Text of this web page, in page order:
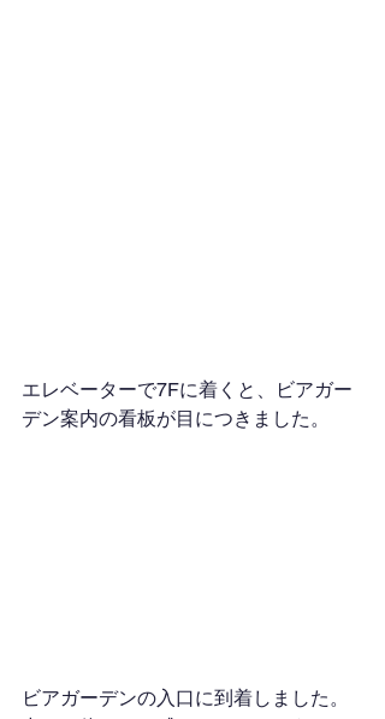
エレベーターで7Fに着くと、ビアガー
デン案内の看板が目につきました。
ビアガーデンの入口に到着しました。